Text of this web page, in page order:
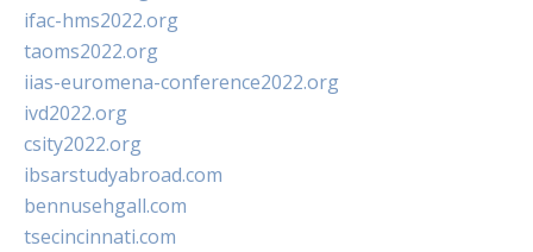
ifac-hms2022.org
taoms2022.org
iias-euromena-conference2022.org
ivd2022.org
csity2022.org
ibsarstudyabroad.com
bennusehgall.com
tsecincinnati.com